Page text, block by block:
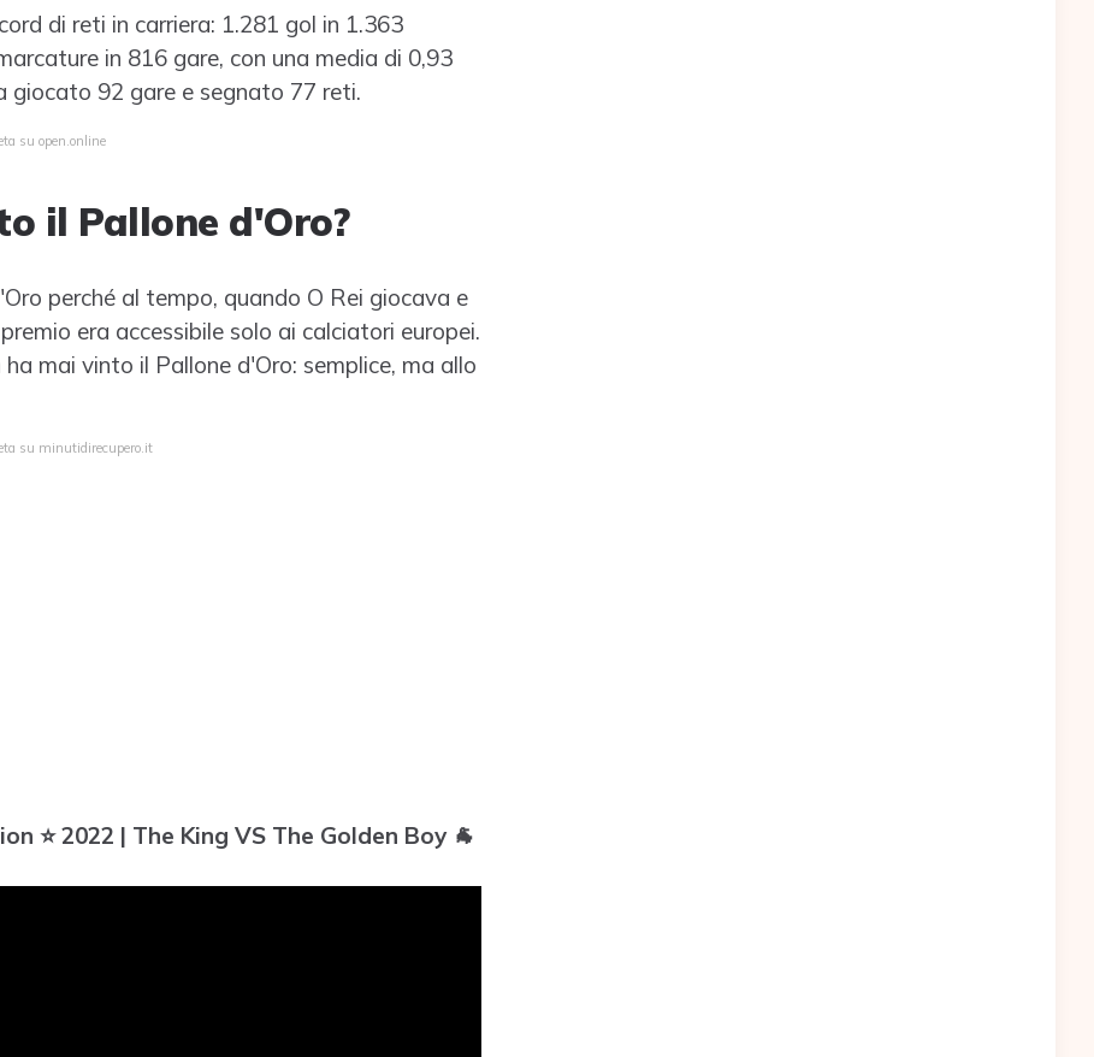
di reti in carriera: 1.281 gol in 1.363
in 816 gare, con una media di 0,93
giocato 92 gare e segnato 77 reti.
su open.online
il Pallone d'Oro?
perché al tempo, quando O Rei giocava e
era accessibile solo ai calciatori europei.
mai vinto il Pallone d'Oro: semplice, ma allo
su minutidirecupero.it
⭐ 2022 | The King VS The Golden Boy 🐐